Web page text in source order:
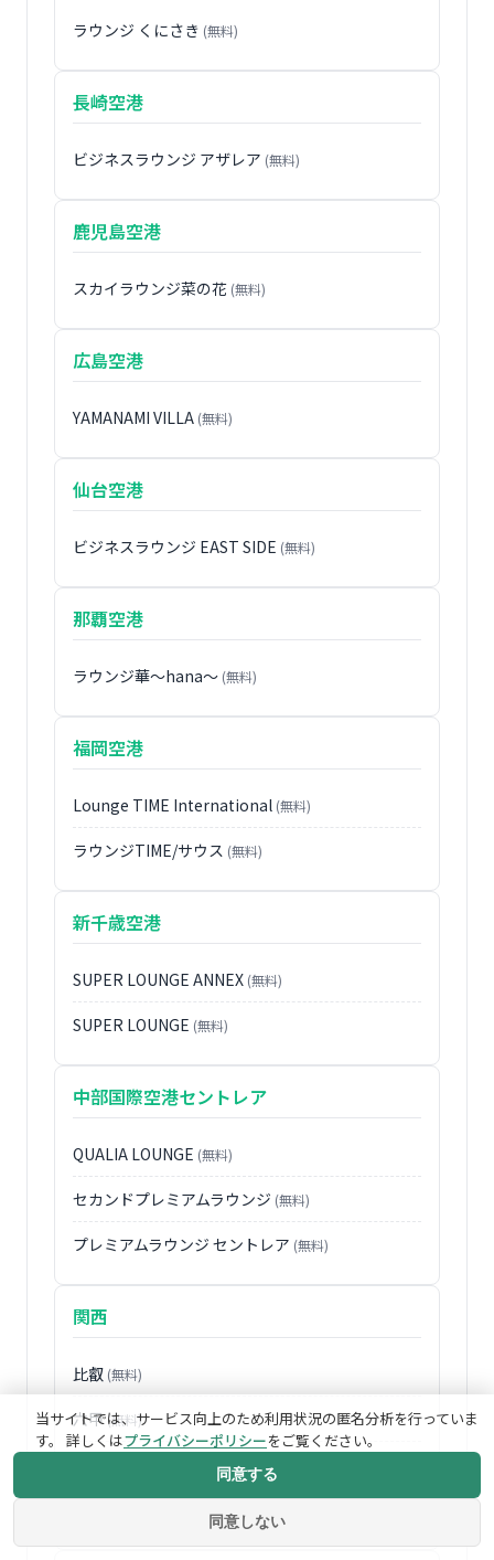
ラウンジ くにさき (無料)
長崎空港
ビジネスラウンジ アザレア (無料)
鹿児島空港
スカイラウンジ菜の花 (無料)
広島空港
YAMANAMI VILLA (無料)
仙台空港
ビジネスラウンジ EAST SIDE (無料)
那覇空港
ラウンジ華〜hana〜 (無料)
福岡空港
Lounge TIME International (無料)
ラウンジTIME/サウス (無料)
新千歳空港
SUPER LOUNGE ANNEX (無料)
SUPER LOUNGE (無料)
中部国際空港セントレア
QUALIA LOUNGE (無料)
セカンドプレミアムラウンジ (無料)
プレミアムラウンジ セントレア (無料)
関西
比叡 (無料)
六甲(無料)
当サイトでは、サービス向上のため利用状況の匿名分析を行っていま
す。 詳しくはプライバシーポリシーをご覧ください。
同意しない
同意する